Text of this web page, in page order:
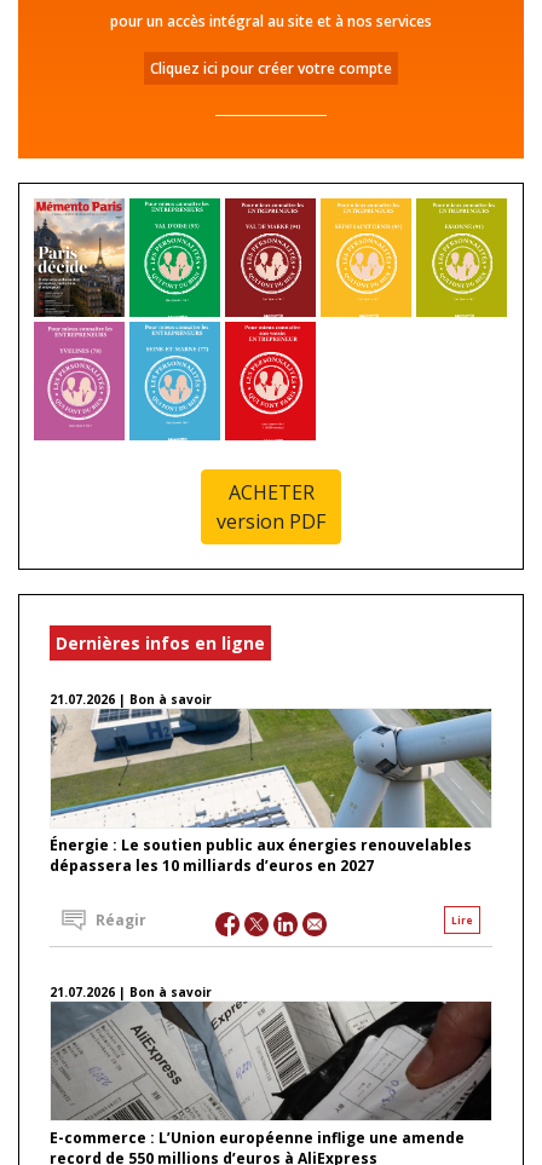
pour un accès intégral au site et à nos services
Cliquez ici pour créer votre compte
ACHETER
version PDF
Dernières infos en ligne
21.07.2026 | Bon à savoir
Énergie : Le soutien public aux énergies renouvelables
dépassera les 10 milliards d’euros en 2027
Lire
Réagir
21.07.2026 | Bon à savoir
E-commerce : L’Union européenne inflige une amende
record de 550 millions d’euros à AliExpress